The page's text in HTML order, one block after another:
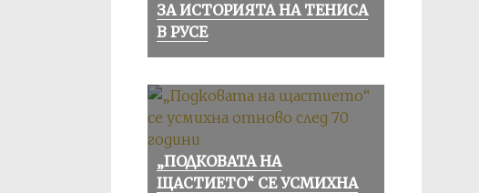
ЗА ИСТОРИЯТА НА ТЕНИСА
В РУСЕ
„ПОДКОВАТА НА
ЩАСТИЕТО“ СЕ УСМИХНА